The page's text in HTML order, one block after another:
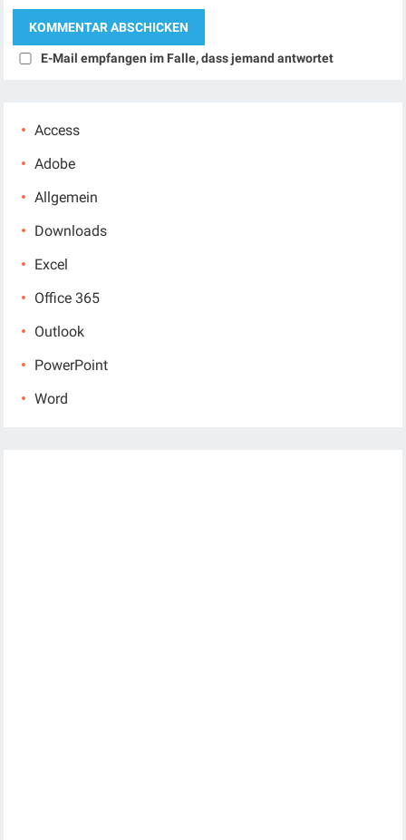
E-Mail empfangen im Falle, dass jemand antwortet
Access
Adobe
Allgemein
Downloads
Excel
Office 365
Outlook
PowerPoint
Word